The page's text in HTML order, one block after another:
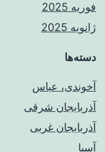
فوریه 2025
ژانویه 2025
دسته‌ها
آخوندی، عباس
آذربایجان شرقی
آذربایجان غربی
آسیا